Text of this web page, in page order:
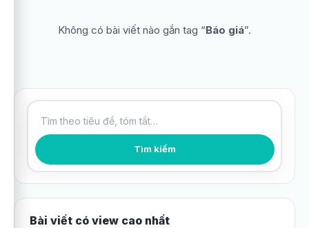
Không có bài viết nào gắn tag “Báo giá”.
Tìm kiếm bài viết Tìm kiếm
Bài viết có view cao nhất